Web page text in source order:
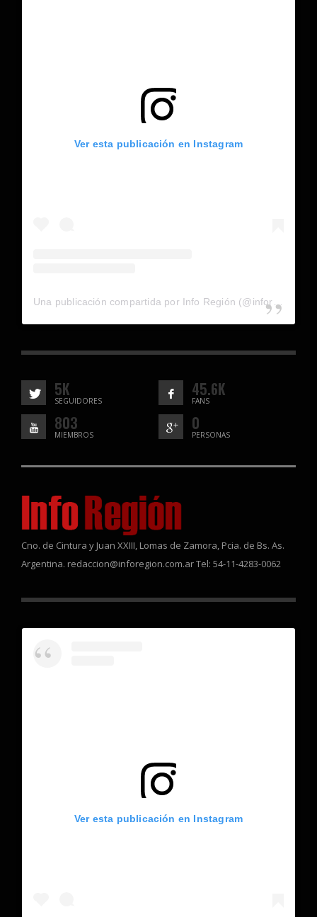
Ver esta publicación en Instagram
5K
SEGUIDORES
45.6K
FANS
803
MIEMBROS
0
PERSONAS
Cno. de Cintura y Juan XXIII, Lomas de Zamora, Pcia. de Bs. As.
Argentina. redaccion@inforegion.com.ar Tel: 54-11-4283-0062
Ver esta publicación en Instagram